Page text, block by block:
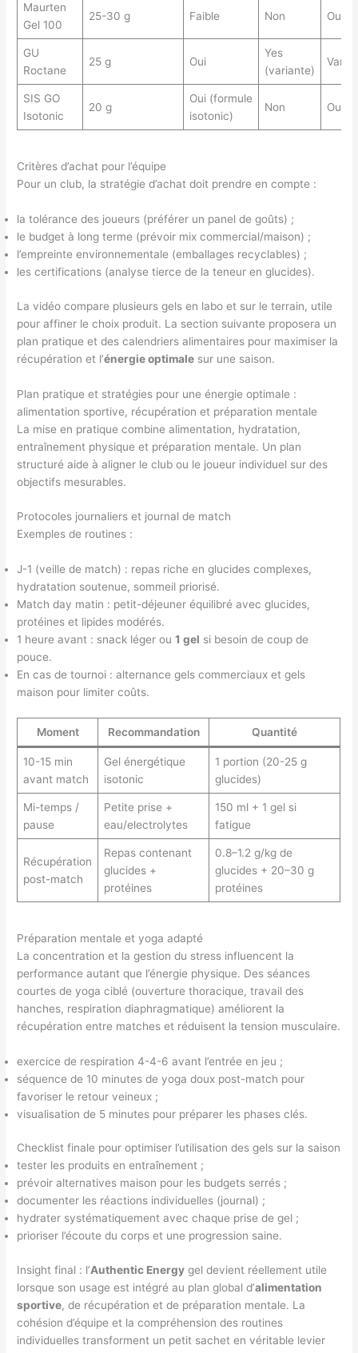
Maurten
Gel 100
25-30 g Faible Non Oui
GU
Roctane
25 g Oui
Yes
(variante)
Varie
SIS GO
Isotonic
20 g
Oui (formule
isotonic)
Non Oui
Critères d’achat pour l’équipe
Pour un club, la stratégie d’achat doit prendre en compte :
la tolérance des joueurs (préférer un panel de goûts) ;
le budget à long terme (prévoir mix commercial/maison) ;
l’empreinte environnementale (emballages recyclables) ;
les certifications (analyse tierce de la teneur en glucides).
La vidéo compare plusieurs gels en labo et sur le terrain, utile
pour affiner le choix produit. La section suivante proposera un
plan pratique et des calendriers alimentaires pour maximiser la
récupération et l’énergie optimale sur une saison.
Plan pratique et stratégies pour une énergie optimale :
alimentation sportive, récupération et préparation mentale
La mise en pratique combine alimentation, hydratation,
entraînement physique et préparation mentale. Un plan
structuré aide à aligner le club ou le joueur individuel sur des
objectifs mesurables.
Protocoles journaliers et journal de match
Exemples de routines :
J-1 (veille de match) : repas riche en glucides complexes,
hydratation soutenue, sommeil priorisé.
Match day matin : petit-déjeuner équilibré avec glucides,
protéines et lipides modérés.
1 heure avant : snack léger ou1 gel si besoin de coup de
pouce.
En cas de tournoi : alternance gels commerciaux et gels
maison pour limiter coûts.
Moment Recommandation Quantité
10-15 min
avant match
Gel énergétique
isotonic
1 portion (20-25 g
glucides)
Mi-temps /
pause
Petite prise +
eau/electrolytes
150 ml + 1 gel si
fatigue
Récupération
post-match
Repas contenant
glucides +
protéines
0.8–1.2 g/kg de
glucides + 20–30 g
protéines
Préparation mentale et yoga adapté
La concentration et la gestion du stress influencent la
performance autant que l’énergie physique. Des séances
courtes de yoga ciblé (ouverture thoracique, travail des
hanches, respiration diaphragmatique) améliorent la
récupération entre matches et réduisent la tension musculaire.
exercice de respiration 4-4-6 avant l’entrée en jeu ;
séquence de 10 minutes de yoga doux post-match pour
favoriser le retour veineux ;
visualisation de 5 minutes pour préparer les phases clés.
Checklist finale pour optimiser l’utilisation des gels sur la saison
tester les produits en entraînement ;
prévoir alternatives maison pour les budgets serrés ;
documenter les réactions individuelles (journal) ;
hydrater systématiquement avec chaque prise de gel ;
prioriser l’écoute du corps et une progression saine.
Insight final : l’Authentic Energy gel devient réellement utile
lorsque son usage est intégré au plan global d’alimentation
sportive, de récupération et de préparation mentale. La
cohésion d’équipe et la compréhension des routines
individuelles transforment un petit sachet en véritable levier